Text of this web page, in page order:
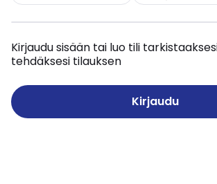
Kirjaudu sisään tai luo tili
tehdäksesi tilauksen
Kirjaudu